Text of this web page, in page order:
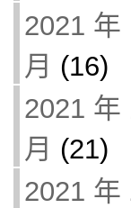
2021 年
月 (16)
2021 年
月 (21)
2021 年